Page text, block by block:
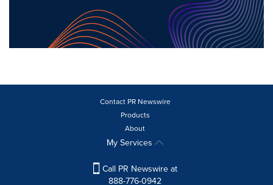
Contact PR Newswire
Products
About
My Services
Call PR Newswire at
888-776-0942